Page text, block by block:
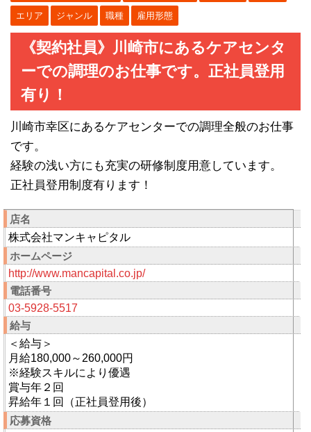
エリア ジャンル 職種 雇用形態
《契約社員》川崎市にあるケアセンタ
ーでの調理のお仕事です。正社員登用
有り！
川崎市幸区にあるケアセンターでの調理全般のお仕事
です。
経験の浅い方にも充実の研修制度用意しています。
正社員登用制度有ります！
店名
株式会社マンキャピタル
ホームページ
http://www.mancapital.co.jp/
電話番号
03-5928-5517
給与
＜給与＞
月給180,000～260,000円
※経験スキルにより優遇
賞与年２回
昇給年１回（正社員登用後）
応募資格